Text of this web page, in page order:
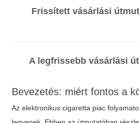
Frissített vásárlási
A legfrissebb vásárlási
Bevezetés: miért fontos a
Az elektronikus cigaretta piac